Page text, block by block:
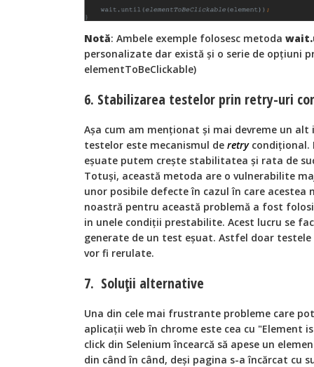
Notă: Ambele exemple folosesc metoda
personalizate dar există și o serie de opțiuni
elementToBeClickable)
6. Stabilizarea testelor prin retry-uri
Așa cum am menționat și mai devreme un
testelor este mecanismul de retrycondițional.
eșuate putem crește stabilitatea și rata de
Totuși, această metoda are o vulnerabilite
unor posibile defecte în cazul în care
noastră pentru această problemă a fost
in unele condiții prestabilite. Acest lucru se
generate de un test eșuat. Astfel doar
vor fi rerulate.
7. Soluții alternative
Una din cele mai frustrante probleme care
aplicații web în chrome este cea cu "Element
click din Selenium încearcă să apese un
din când în când, deși pagina s-a încărcat cu